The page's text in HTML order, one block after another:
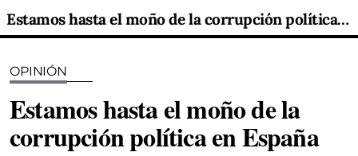
Estamos hasta el moño de la corrupción política en España
OPINIÓN
Estamos hasta el moño de la
corrupción política en España